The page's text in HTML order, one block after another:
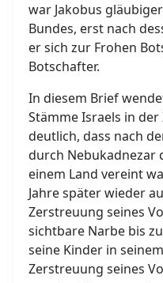
war Jakobus
Bundes, erst nach
er sich zur Frohen
Botschafter.
In diesem Brief
Stämme Israels in
deutlich, dass nach
durch Nebukadnezar
einem Land vereint
Jahre später wieder
Zerstreuung seines
sichtbare Narbe bis
seine Kinder in
Zerstreuung seines